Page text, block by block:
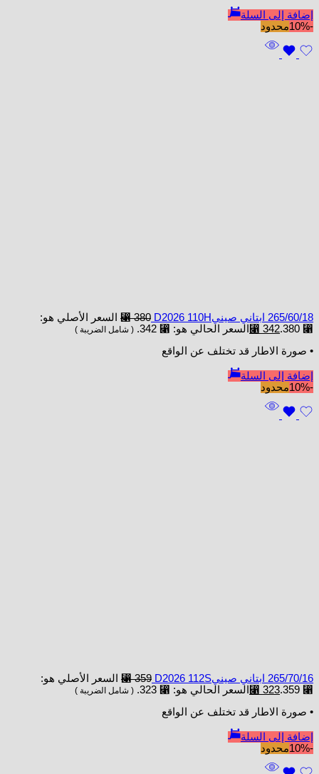
إضافة إلى السلة
-10%
محدود
265/60/18 ابتاني صينيD2026 110H ⃁380
السعر الأصلي هو:
⃁ 380.
⃁ 342 السعر الحالي هو: ⃁ 342. ( شامل الضريبة )
• صورة الاطار قد تختلف عن الواقع
إضافة إلى السلة
-10%
محدود
265/70/16 ابتاني صينيD2026 112S ⃁359
السعر الأصلي هو:
⃁ 359.
⃁ 323 السعر الحالي هو: ⃁ 323. ( شامل الضريبة )
• صورة الاطار قد تختلف عن الواقع
إضافة إلى السلة
-10%
محدود